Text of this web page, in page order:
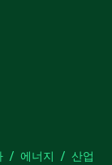
에너지
산업